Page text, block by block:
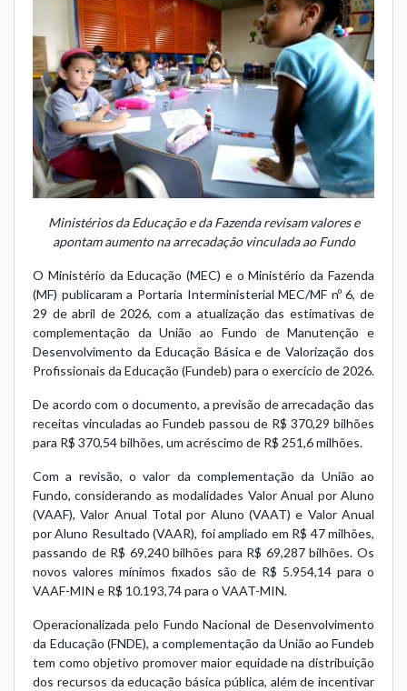
Ministérios da Educação e da Fazenda revisam valores e
apontam aumento na arrecadação vinculada ao Fundo
O Ministério da Educação (MEC) e o Ministério da Fazenda
(MF) publicaram a Portaria Interministerial MEC/MF nº 6, de
29 de abril de 2026, com a atualização das estimativas de
complementação da União ao Fundo de Manutenção e
Desenvolvimento da Educação Básica e de Valorização dos
Profissionais da Educação (Fundeb) para o exercício de 2026.
De acordo com o documento, a previsão de arrecadação das
receitas vinculadas ao Fundeb passou de R$ 370,29 bilhões
para R$ 370,54 bilhões, um acréscimo de R$ 251,6 milhões.
Com a revisão, o valor da complementação da União ao
Fundo, considerando as modalidades Valor Anual por Aluno
(VAAF), Valor Anual Total por Aluno (VAAT) e Valor Anual
por Aluno Resultado (VAAR), foi ampliado em R$ 47 milhões,
passando de R$ 69,240 bilhões para R$ 69,287 bilhões. Os
novos valores mínimos fixados são de R$ 5.954,14 para o
VAAF-MIN e R$ 10.193,74 para o VAAT-MIN.
Operacionalizada pelo Fundo Nacional de Desenvolvimento
da Educação (FNDE), a complementação da União ao Fundeb
tem como objetivo promover maior equidade na distribuição
dos recursos da educação básica pública, além de incentivar